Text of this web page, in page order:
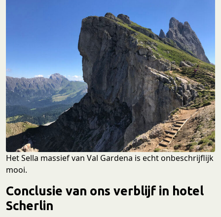
Het Sella massief van Val Gardena is echt onbeschrijflijk
mooi.
Conclusie van ons verblijf in hotel
Scherlin